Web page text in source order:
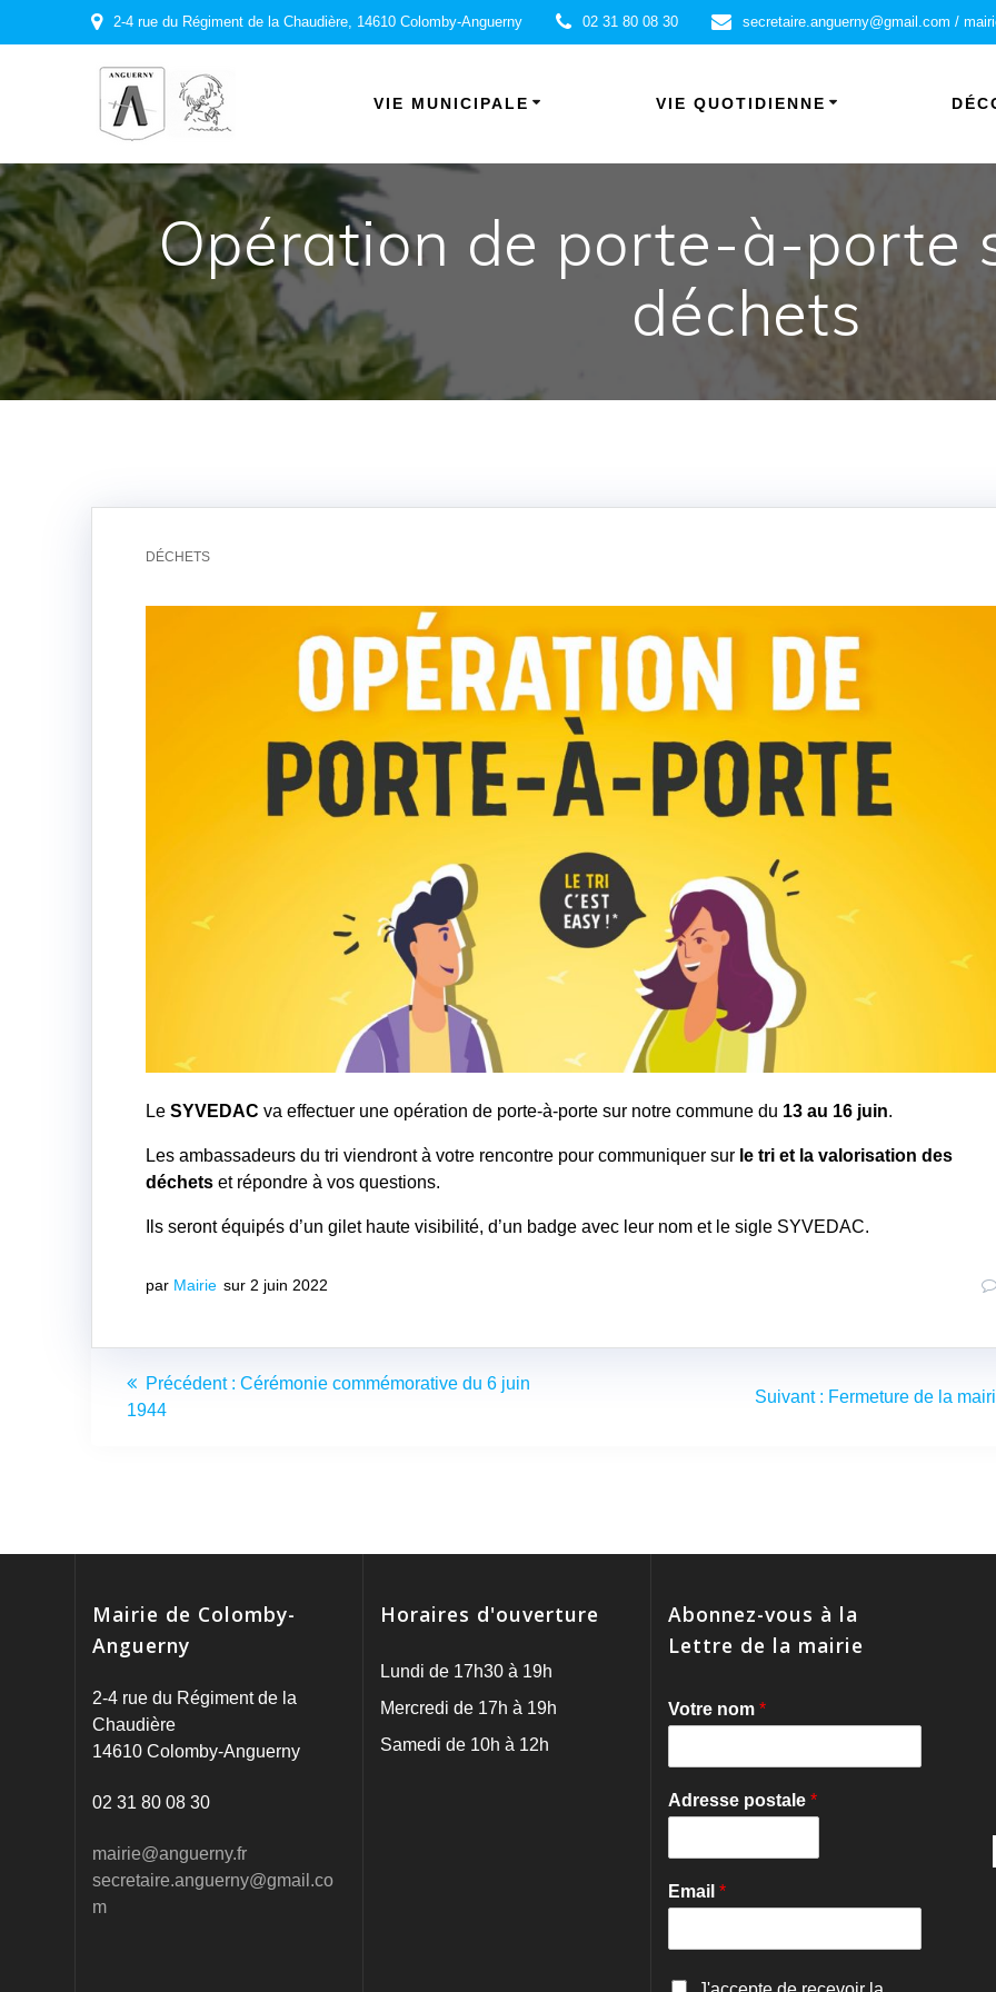
2-4 rue du Régiment de la Chaudière, 14610 Colomby-Anguerny 02 31 80 08 30 secretaire.anguerny@gmail.com /
VIE MUNICIPALE VIE QUOTIDIENNE
Opération de porte-à-porte
déchets
DÉCHETS
LeSYVEDAC va effectuer une opération de porte-à-porte sur notre commune du 13 au 16 juin.
Les ambassadeurs du tri viendront à votre rencontre pour communiquer sur le tri et la valorisation des
déchets et répondre à vos questions.
Ils seront équipés d’un gilet haute visibilité, d’un badge avec leur nom et le sigle SYVEDAC.
par Mairie sur 2 juin 2022
Navigation
de
Précédent : Article
Cérémonie commémorative du 6 juin
1944
Suivant : Article
Fermeture de la
Mairie de Colomby-
Anguerny
2-4 rue du Régiment de la
Chaudière
14610 Colomby-Anguerny
02 31 80 08 30
mairie@anguerny.fr
secretaire.anguerny@gmail.co
m
Horaires d'ouverture
Lundi de 17h30 à 19h
Mercredi de 17h à 19h
Samedi de 10h à 12h
Abonnez-vous à la
Lettre de la mairie
Votre nom *
Adresse postale *
Email *
C